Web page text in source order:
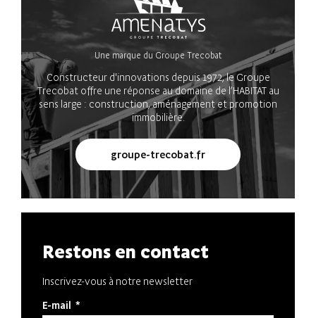
Une marque du Groupe Trecobat
Constructeur d'innovations depuis 1972, le Groupe
Trecobat offre une réponse au domaine de l’HABITAT au
sens large : construction, aménagement et promotion
immobilière.
groupe-trecobat.fr
Restons en contact
Inscrivez-vous à notre newsletter
E-mail *